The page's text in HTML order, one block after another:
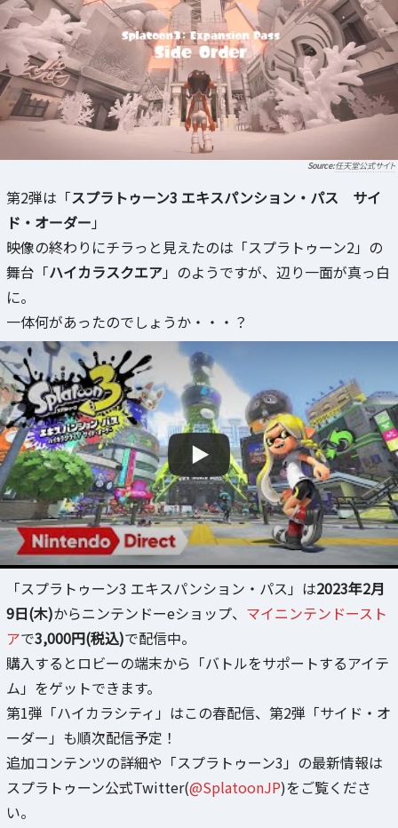
任天堂公式サイト
第2弾は「スプラトゥーン3 エキスパンション・パス サイ
ド・オーダー 」
映像の終わりにチラっと見えたのは「スプラトゥーン2」の
舞台「ハイカラスクエア」のようですが、辺り一面が真っ白
に。
一体何があったのでしょうか・・・？
「スプラトゥーン3 エキスパンション・パス」は2023年2月
9日(木)からニンテンドーeショップ、 マイニンテンドースト
アで3,000円(税込)で配信中。
購入するとロビーの端末から「バトルをサポートするアイテ
ム」をゲットできます。
第1弾「ハイカラシティ」はこの春配信、第2弾「サイド・オ
ーダー」も順次配信予定！
追加コンテンツの詳細や「スプラトゥーン3」の最新情報は
スプラトゥーン公式Twitter(@SplatoonJP)をご覧くださ
い。